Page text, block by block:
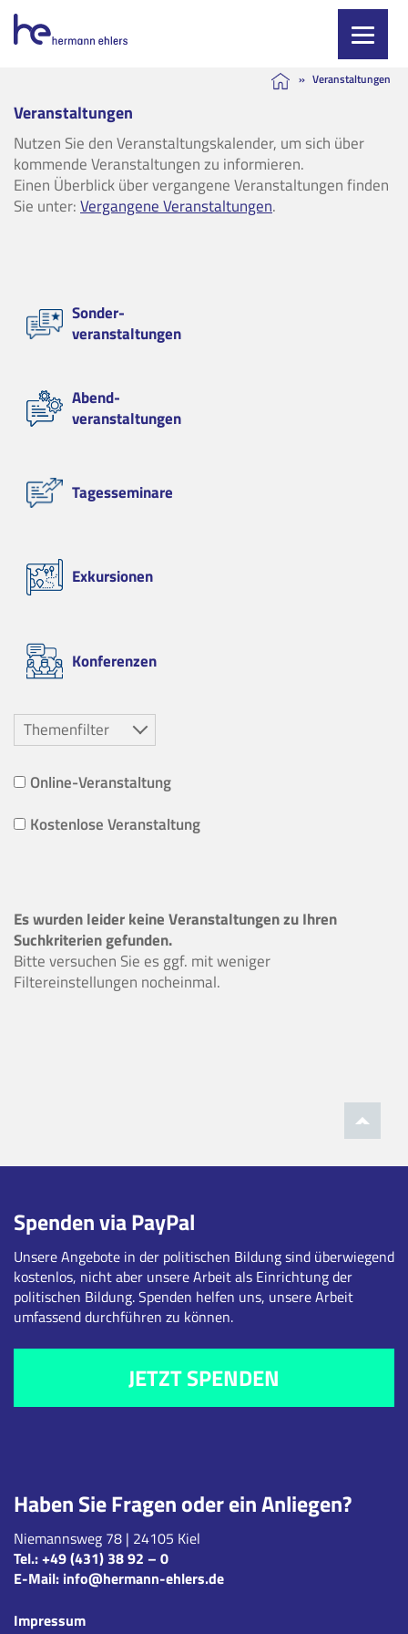
content
» Veranstaltungen
Veranstaltungen
Nutzen Sie den Veranstaltungskalender, um sich über
kommende Veranstaltungen zu informieren.
Einen Überblick über vergangene Veranstaltungen finden
Sie unter:Vergangene Veranstaltungen.
Sonder-
veranstaltungen
Abend-
veranstaltungen
Tagesseminare
Exkursionen
Konferenzen
Themenfilter
Online-Veranstaltung
Kostenlose Veranstaltung
Es wurden leider keine Veranstaltungen zu Ihren
Suchkriterien gefunden.
Bitte versuchen Sie es ggf. mit weniger
Filtereinstellungen nocheinmal.
Haben Sie Fragen oder ein Anliegen?
Niemannsweg 78 | 24105 Kiel
Tel.:+49 (431) 38 92 – 0
E-Mail: info@hermann-ehlers.de
Impressum
Spenden via PayPal
Unsere Angebote in der politischen Bildung sind überwiegend
kostenlos, nicht aber unsere Arbeit als Einrichtung der
politischen Bildung. Spenden helfen uns, unsere Arbeit
umfassend durchführen zu können.
JETZT SPENDEN